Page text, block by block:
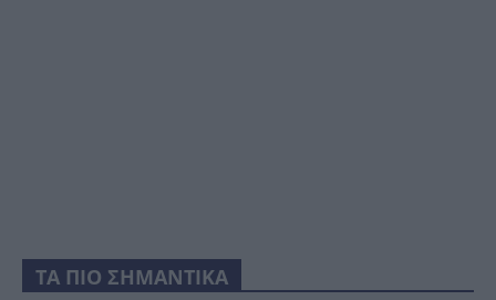
ΤΑ ΠΙΟ ΣΗΜΑΝΤΙΚΑ